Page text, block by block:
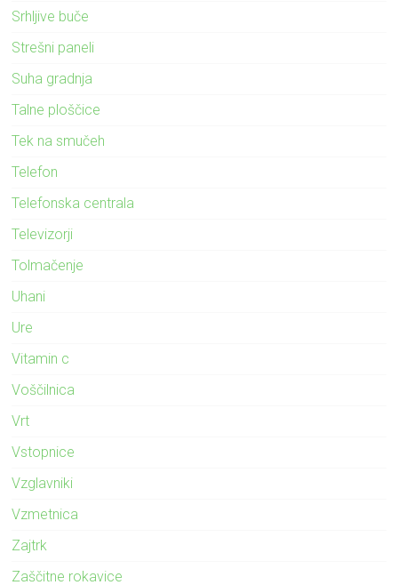
Srhljive buče
Strešni paneli
Suha gradnja
Talne ploščice
Tek na smučeh
Telefon
Telefonska centrala
Televizorji
Tolmačenje
Uhani
Ure
Vitamin c
Voščilnica
Vrt
Vstopnice
Vzglavniki
Vzmetnica
Zajtrk
Zaščitne rokavice